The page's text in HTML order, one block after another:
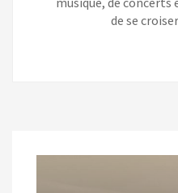
de se